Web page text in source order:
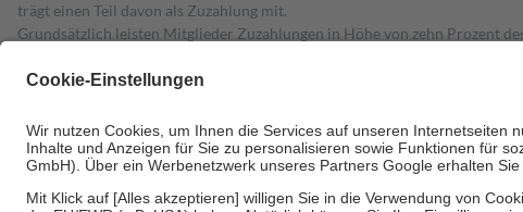
trägt einen Teil davon als Zuzahlung mit.
Grundsätzlich leisten Mitglieder Zuzahlungen in Höhe von zehn Prozent
Diese Regeln gelten grundsätzlich auch für Online-Apotheken.
Um das Engagement der Versicherten für ihre eigene Gesundheit zu
• Kindern und Jugendlichen bis zum vollendeten 18. Lebensjahr mit
• Untersuchungen zur Vorsorge und Früherkennung, die von der GKV
• empfohlenen Schutzimpfungen